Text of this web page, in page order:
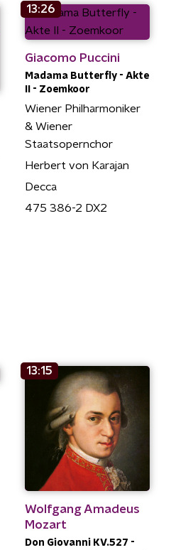
13:26
Giacomo Puccini
Madama Butterfly - Akte
II - Zoemkoor
Wiener Philharmoniker
& Wiener
Staatsopernchor
Herbert von Karajan
Decca
475 386-2 DX2
13:15
Wolfgang Amadeus
Mozart
Don Giovanni KV.527 -